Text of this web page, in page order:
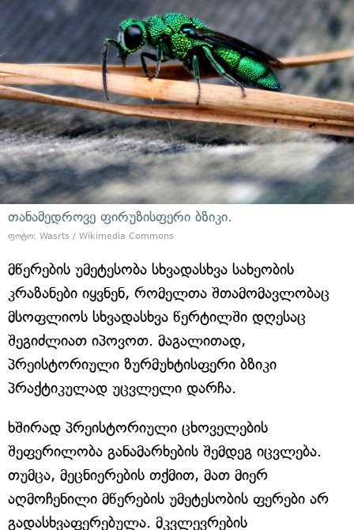
თანამედროვე ფირუზისფერი ბზიკი.
ფოტო: Wasrts / Wikimedia Commons
მწერების უმეტესობა სხვადასხვა სახეობის
კრაზანები იყვნენ, რომელთა შთამომავლობაც
მსოფლიოს სხვადასხვა წერტილში დღესაც
შეგიძლიათ იპოვოთ. მაგალითად,
პრეისტორიული ზურმუხტისფერი ბზიკი
პრაქტიკულად უცვლელი დარჩა.
ხშირად პრეისტორიული ცხოველების
შეფერილობა განამარხების შემდეგ იცვლება.
თუმცა, მეცნიერების თქმით, მათ მიერ
აღმოჩენილი მწერების უმეტესობის ფერები არ
გადასხვაფერებულა. მკვლევრების